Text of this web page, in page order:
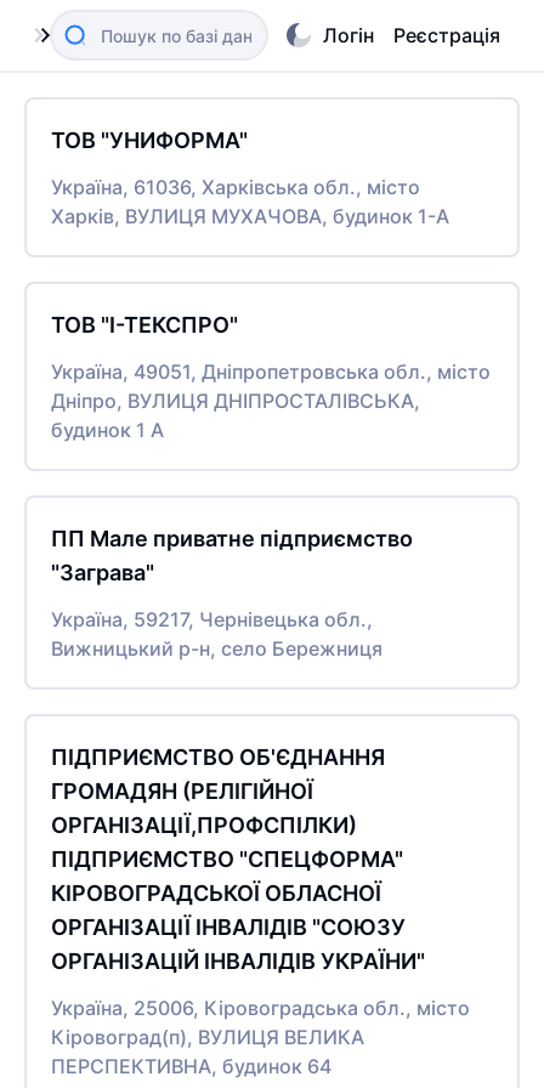
Логін Реєстрація
ТОВ "УНИФОРМА"
Україна, 61036, Харківська обл., місто
Харків, ВУЛИЦЯ МУХАЧОВА, будинок 1-А
ТОВ "І-ТЕКСПРО"
Україна, 49051, Дніпропетровська обл., місто
Дніпро, ВУЛИЦЯ ДНІПРОСТАЛІВСЬКА,
будинок 1 А
ПП Мале приватне підприємство
"Заграва"
Україна, 59217, Чернівецька обл.,
Вижницький р-н, село Бережниця
ПІДПРИЄМСТВО ОБ'ЄДНАННЯ
ГРОМАДЯН (РЕЛІГІЙНОЇ
ОРГАНІЗАЦІЇ,ПРОФСПІЛКИ)
ПІДПРИЄМСТВО "СПЕЦФОРМА"
КІРОВОГРАДСЬКОЇ ОБЛАСНОЇ
ОРГАНІЗАЦІЇ ІНВАЛІДІВ "СОЮЗУ
ОРГАНІЗАЦІЙ ІНВАЛІДІВ УКРАЇНИ"
Україна, 25006, Кіровоградська обл., місто
Кіровоград(п), ВУЛИЦЯ ВЕЛИКА
ПЕРСПЕКТИВНА, будинок 64